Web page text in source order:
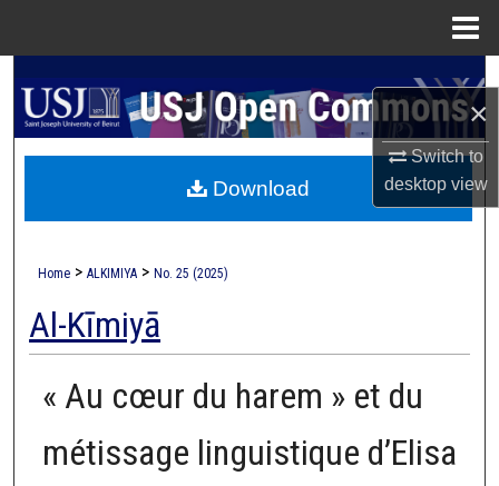
×
Switch to
desktopview
Browse Collections
My Account
Home > ALKIMIYA > No. 25 (2025)
Al-Kīmiyā
« Au cœur du harem » et du
métissage linguistique d’Elisa
Download